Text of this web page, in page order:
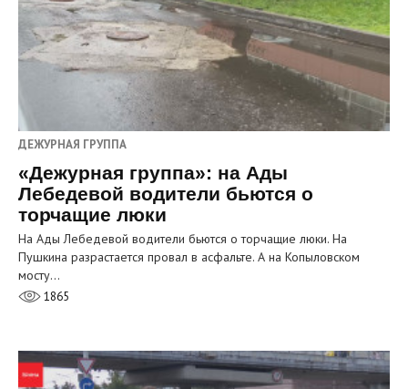
ДЕЖУРНАЯ ГРУППА
«Дежурная группа»: на Ады
Лебедевой водители бьются о
торчащие люки
На Ады Лебедевой водители бьются о торчащие люки. На
Пушкина разрастается провал в асфальте. А на Копыловском
мосту…
1865